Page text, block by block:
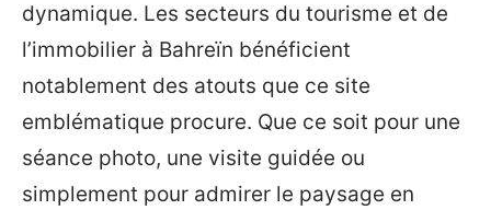
dynamique. Les secteurs du tourisme et de
l’immobilier à Bahreïn bénéficient
notablement des atouts que ce site
emblématique procure. Que ce soit pour une
séance photo, une visite guidée ou
simplement pour admirer le paysage en